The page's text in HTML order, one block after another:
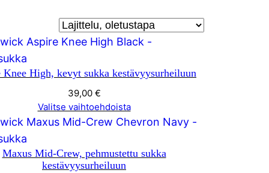
Knee High, kevyt sukka kestävyysurheiluun
39,00 €
Valitse vaihtoehdoista
Maxus Mid-Crew, pehmustettu sukka
kestävyysurheiluun